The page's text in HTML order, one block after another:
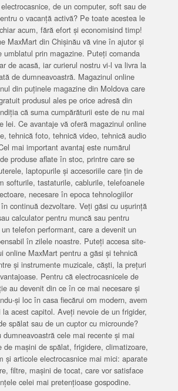
de un computer, soft sau de
o vacanță activă? Pe toate acestea le
acum, fără efort și economisind timp!
MaxMart din Chișinău vă vine în ajutor și
umblatul prin magazine. Puteți comanda
de acasă, iar curierul nostru vi-l va livra la
de dumneavoastră. Magazinul online
din puținele magazine din Moldova care
produsul ales pe orice adresă din
că suma cumpărăturii este de nu mai
lei. Ce avantaje vă oferă magazinul online
tehnică foto, tehnică video, tehnică audio
mai important avantaj este numărul
produse aflate în stoc, printre care se
laptopurile și accesoriile care țin de
softurile, tastaturile, cablurile, telefoanele
necesare în epoca tehnologiilor
continuă dezvoltare. Veți găsi cu ușurință
calculator pentru muncă sau pentru
telefon performant, care a devenit un
în zilele noastre. Puteți accesa site-
online MaxMart pentru a găsi și tehnică
și instrumente muzicale, căști, la prețuri
Pentru că electrocasnicele de
au devenit din ce în ce mai necesare și
și loc în casa fiecărui om modern, avem
la acest capitol. Aveți nevoie de un frigider,
spălat sau de un cuptor cu microunde?
dumneavoastră cele mai recente și mai
de mașini de spălat, frigidere, climatizoare,
și articole electrocasnice mai mici: aparate
filtre, mașini de tocat, care vor satisface
celei mai pretențioase gospodine.